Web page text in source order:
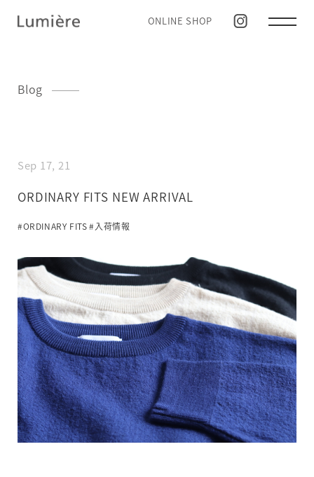
ONLINE SHOP
Blog
Sep 17, 21
ORDINARY FITS NEW ARRIVAL
#ORDINARY FITS#入荷情報